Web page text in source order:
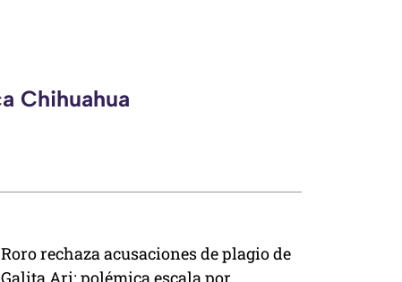
Chihuahua
Roro rechaza acusaciones de plagio de